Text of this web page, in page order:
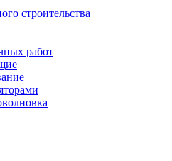
строительства
работ